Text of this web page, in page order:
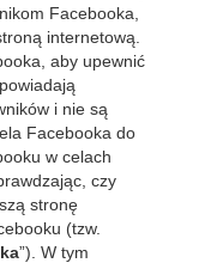
Facebooka,
internetową.
aby upewnić
i nie są
Facebooka do
w celach
czy
stronę
(tzw.
”). W tym